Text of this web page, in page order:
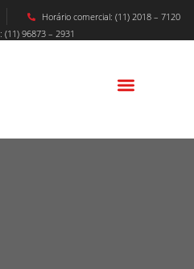
Horário comercial: (11) 2018 – 7120
(11) 96873 – 2931